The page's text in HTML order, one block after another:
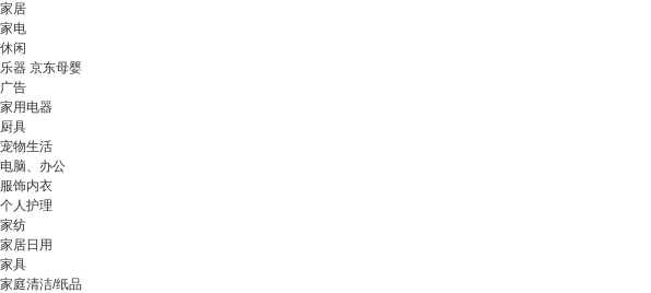
家居
家电
休闲
乐器 京东母婴
广告
家用电器
厨具
宠物生活
电脑、办公
服饰内衣
个人护理
家纺
家居日用
家具
家庭清洁/纸品